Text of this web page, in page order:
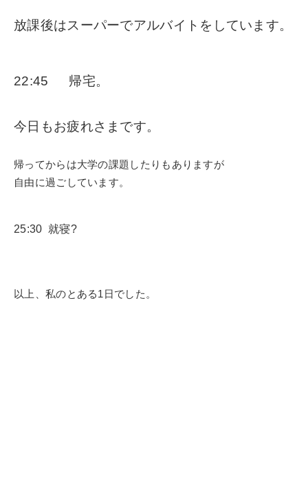
放課後はスーパーでアルバイトをしています。
22:45 帰宅。
今日もお疲れさまです。
帰ってからは大学の課題したりもありますが
自由に過ごしています。
25:30 就寝?
以上、私のとある1日でした。